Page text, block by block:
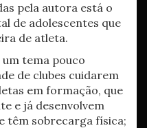
pela autora está o
de adolescentes que
de atleta.
um tema pouco
de clubes cuidarem
em formação, que
e já desenvolvem
têm sobrecarga física;